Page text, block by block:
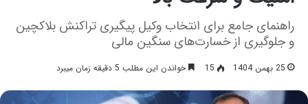
راهنمای جامع برای انتخاب وکیل پیگیری تراکنش بلاکچین
و جلوگیری از خسارت‌های سنگین مالی
25 بهمن 1404 15 خواندن این مطلب 5 دقیقه زمان میبرد